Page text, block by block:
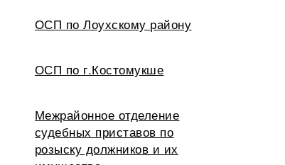
ОСП по Лоухскому району
ОСП по г.Костомукше
Межрайонное отделение
судебных приставов по
розыску должников и их